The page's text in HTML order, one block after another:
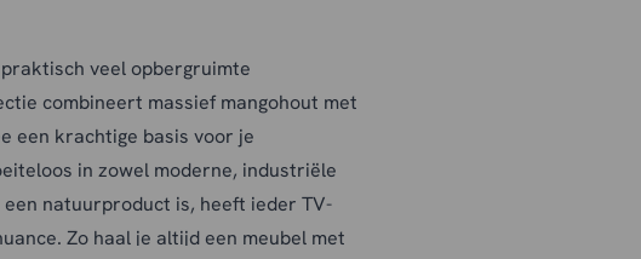
veel opbergruimte
combineert massief mangohout met
een krachtige basis voor je
in zowel moderne, industriële
natuurproduct is, heeft ieder TV-
Zo haal je altijd een meubel met